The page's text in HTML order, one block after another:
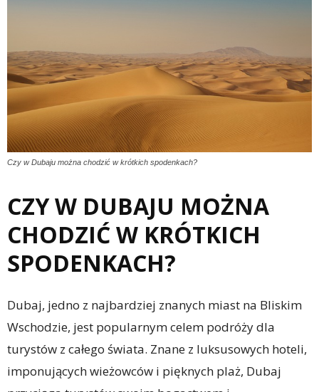
Czy w Dubaju można chodzić w krótkich spodenkach?
CZY W DUBAJU MOŻNA
CHODZIĆ W KRÓTKICH
SPODENKACH?
Dubaj, jedno z najbardziej znanych miast na Bliskim
Wschodzie, jest popularnym celem podróży dla
turystów z całego świata. Znane z luksusowych hoteli,
imponujących wieżowców i pięknych plaż, Dubaj